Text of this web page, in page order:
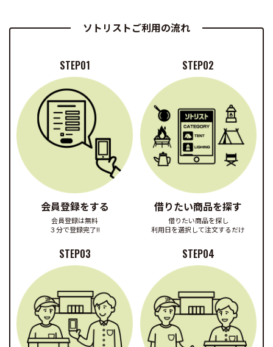
ソトリストご利用の流れ
STEP01
会員登録をする
会員登録は無料
３分で登録完了!!
STEP02
借りたい商品を探す
借りたい商品を探し
利用日を選択して注文するだけ
STEP03 STEP04